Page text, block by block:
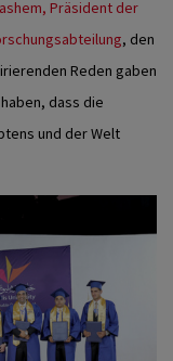
Präsident der
, den
Reden gaben
dass die
und der Welt